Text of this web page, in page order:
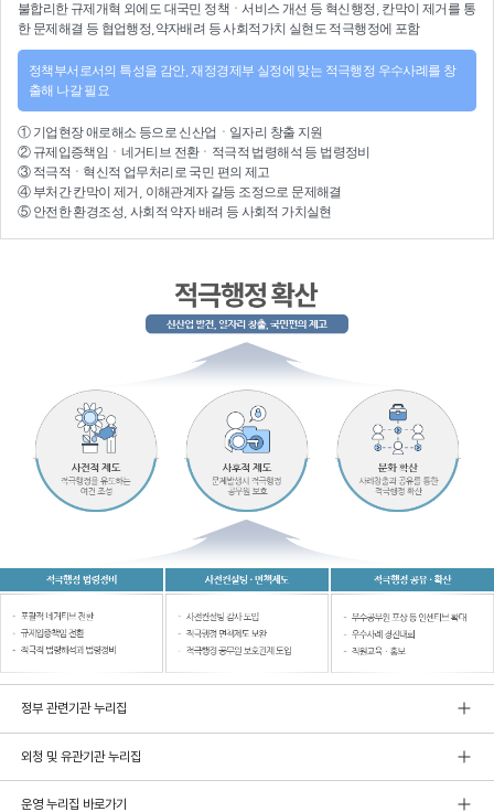
불합리한 규제개혁 외에도 대국민 정책ㆍ서비스 개선 등 혁신행정 , 칸막이 제거를 통
한 문제해결 등 협업행정 ,약자배려 등사회적가치 실현 도 적극행정에 포함
정책부서로서의 특성을 감안, 재정경제부 실정에 맞는 적극행정 우수사례를 창
출해 나갈 필요
① 기업현장 애로해소 등으로 신산업 ㆍ 일자리 창출 지원
② 규제입증책임 ㆍ 네거티브 전환ㆍ적극적 법령해석 등 법령정비
③ 적극적 ㆍ 혁신적 업무처리 로 국민 편의 제고
④ 부처간 칸막이 제거, 이해관계자 갈등 조정으로 문제해결
⑤ 안전한 환경조성, 사회적 약자 배려 등 사회적 가치실현
정부 관련기관 누리집
외청 및 유관기관 누리집
운영 누리집 바로가기